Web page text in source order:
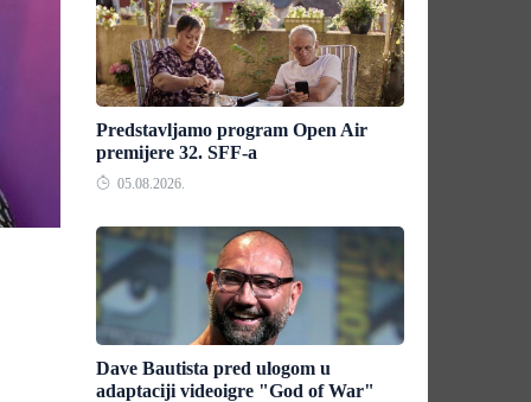
Predstavljamo program Open Air
premijere 32. SFF-a
05.08.2026.
Dave Bautista pred ulogom u
adaptaciji videoigre "God of War"